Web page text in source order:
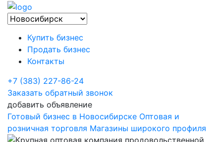
Купить бизнес
Продать бизнес
Контакты
+7 (383) 227-86-24
Заказать обратный звонок
добавить объявление
Готовый бизнес в Новосибирске Оптовая и
розничная торговля Магазины широкого профиля